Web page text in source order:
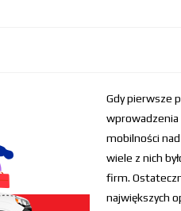
Gdy pierwsze
wprowadzenia
mobilności nad
wiele z nich
firm.
największych